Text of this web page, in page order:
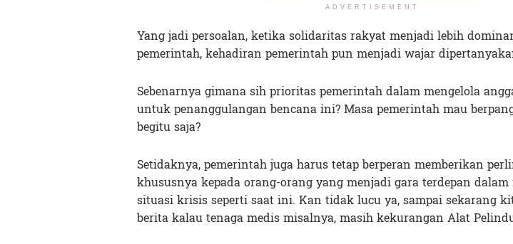
ADVERTISEMENT
Yang jadi persoalan, ketika solidaritas rakyat menjadi lebih
pemerintah, kehadiran pemerintah pun menjadi wajar
Sebenarnya gimana sih prioritas pemerintah dalam mengelola
untuk penanggulangan bencana ini? Masa pemerintah mau
begitu saja?
Setidaknya, pemerintah juga harus tetap berperan memberikan
khususnya kepada orang-orang yang menjadi gara terdepan
situasi krisis seperti saat ini. Kan tidak lucu ya, sampai sekarang
berita kalau tenaga medis misalnya, masih kekurangan Alat